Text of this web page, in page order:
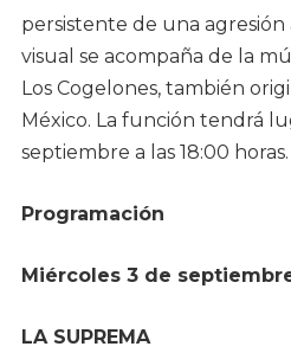
persistente de una agresión
visual se acompaña de la
Los Cogelones, también
México. La función tendrá
septiembre a las 18:00 horas.
Programación
Miércoles 3 de
LA SUPREMA